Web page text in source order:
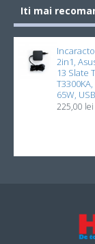
Iti mai
2in1,
13 Slate
65W,
225,00 lei